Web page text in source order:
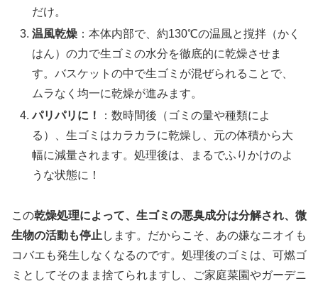
だけ。
温風乾燥 ：本体内部で、約130℃の温風と撹拌（かく
はん）の力で生ゴミの水分を徹底的に乾燥させま
す。バスケットの中で生ゴミが混ぜられることで、
ムラなく均一に乾燥が進みます。
パリパリに！
：数時間後（ゴミの量や種類によ
る）、生ゴミはカラカラに乾燥し、元の体積から大
幅に減量されます。処理後は、まるでふりかけのよ
うな状態に！
この乾燥処理によって、生ゴミの悪臭成分は分解され、微
生物の活動も停止 します。だからこそ、あの嫌なニオイも
コバエも発生しなくなるのです。処理後のゴミは、可燃ゴ
ミとしてそのまま捨てられますし、ご家庭菜園やガーデニ